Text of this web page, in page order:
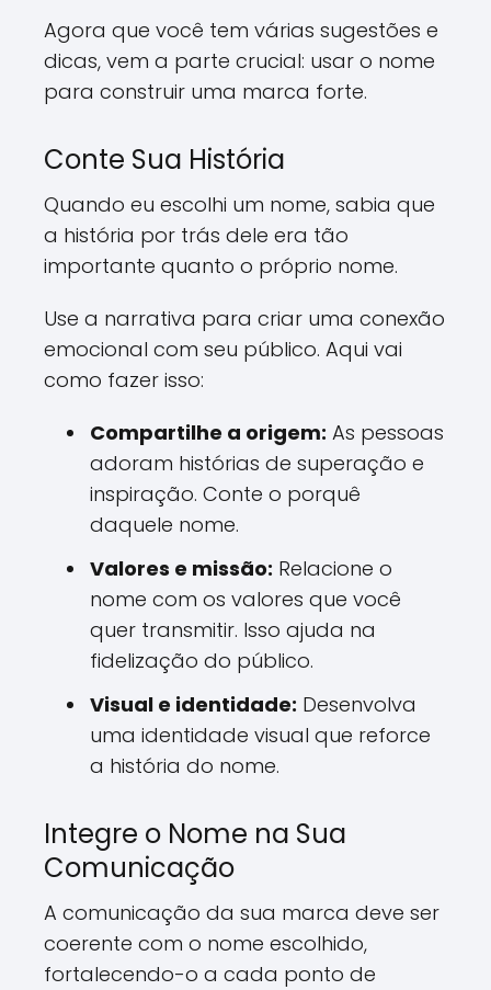
Agora que você tem várias sugestões e
dicas, vem a parte crucial: usar o nome
para construir uma marca forte.
Conte Sua História
Quando eu escolhi um nome, sabia que
a história por trás dele era tão
importante quanto o próprio nome.
Use a narrativa para criar uma conexão
emocional com seu público. Aqui vai
como fazer isso:
Compartilhe a origem: As pessoas
adoram histórias de superação e
inspiração. Conte o porquê
daquele nome.
Valores e missão: Relacione o
nome com os valores que você
quer transmitir. Isso ajuda na
fidelização do público.
Visual e identidade: Desenvolva
uma identidade visual que reforce
a história do nome.
Integre o Nome na Sua
Comunicação
A comunicação da sua marca deve ser
coerente com o nome escolhido,
fortalecendo-o a cada ponto de